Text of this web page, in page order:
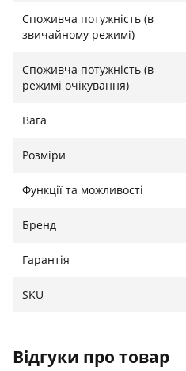
Споживча потужність (в
звичайному режимі)
Споживча потужність (в
режимі очікування)
Вага
Розміри
Функції та можливості
Бренд
Гарантія
SKU
Відгуки про товар